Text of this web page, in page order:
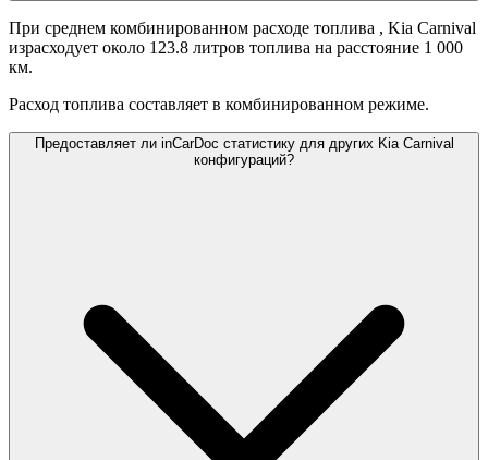
При среднем комбинированном расходе топлива , Kia Carnival
израсходует около 123.8 литров топлива на расстояние 1 000
км.
Расход топлива составляет в комбинированном режиме.
Предоставляет ли inCarDoc статистику для других Kia Carnival
конфигураций?